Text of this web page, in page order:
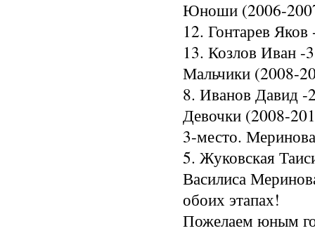
Юноши (2006-
12. Гонтарев
13. Козлов Иван -
Мальчики (2008-
8. Иванов Давид -
Девочки (2008-
3-место.
5. Жуковская
Василиса
обоих этапах!
Пожелаем юным